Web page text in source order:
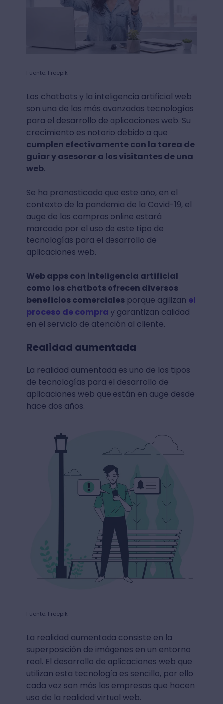
Fuente: Freepik
Los chatbots y la inteligencia artificial web
son una de las más avanzadas tecnologías
para el desarrollo de aplicaciones web. Su
crecimiento es notorio debido a que
cumplen efectivamente con la tarea de
guiar y asesorar a los visitantes de una
web.
Se ha pronosticado que este año, en el
contexto de la pandemia de la Covid-19, el
auge de las compras online estará
marcado por el uso de este tipo de
tecnologías para el desarrollo de
aplicaciones web.
Web apps con inteligencia artificial
como los chatbots ofrecen diversos
beneficios comercialesporque agilizan el
proceso de compra y garantizan calidad
en el servicio de atención al cliente.
Realidad aumentada
La realidad aumentada es uno de los tipos
de tecnologías para el desarrollo de
aplicaciones web que están en auge desde
hace dos años.
Fuente: Freepik
La realidad aumentada consiste en la
superposición de imágenes en un entorno
real. El desarrollo de aplicaciones web que
utilizan esta tecnología es sencillo, por ello
cada vez son más las empresas que hacen
uso de la realidad virtual web.